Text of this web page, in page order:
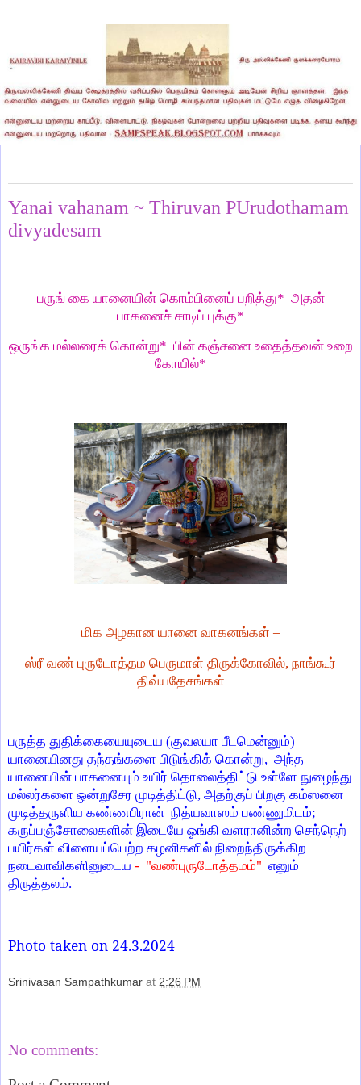
Yanai vahanam ~ Thiruvan PUrudothamam
divyadesam
பருங் கை யானையின் கொம்பினைப் பறித்து* அதன்
பாகனைச் சாடிப் புக்கு*
ஒருங்க மல்லரைக் கொன்று* பின் கஞ்சனை உதைத்தவன் உறை
கோயில்*
மிக அழகான யானை வாகனங்கள் –
ஸ்ரீ வண் புருடோத்தம பெருமாள் திருக்கோவில், நாங்கூர்
திவ்யதேசங்கள்
பருத்த துதிக்கையையுடைய (குவலயா பீடமென்னும்)
யானையினது தந்தங்களை பிடுங்கிக் கொன்று, அந்த
யானையின் பாகனையும் உயிர் தொலைத்திட்டு உள்ளே நுழைந்து
மல்லர்களை ஒன்றுசேர முடித்திட்டு, அதற்குப் பிறகு கம்ஸனை
முடித்தருளிய கண்ணபிரான் நித்யவாஸம் பண்ணுமிடம்;
கருப்பஞ்சோலைகளின் இடையே ஓங்கி வளரானின்ற செந்நெற்
பயிர்கள் விளையப்பெற்ற கழனிகளில் நிறைந்திருக்கிற
நடைவாவிகளினுடைய - "வண்புருடோத்தமம்" எனும்
திருத்தலம்.
Photo taken on 24.3.2024
Srinivasan Sampathkumar at 2:26 PM
No comments: